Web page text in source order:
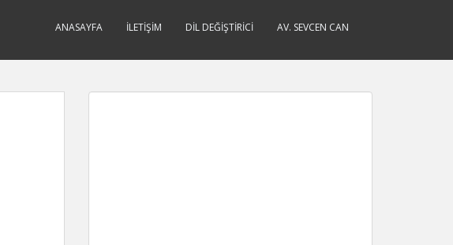
ANASAYFA İLETIŞIM DIL DEĞIŞTIRICI AV. SEVCEN CAN